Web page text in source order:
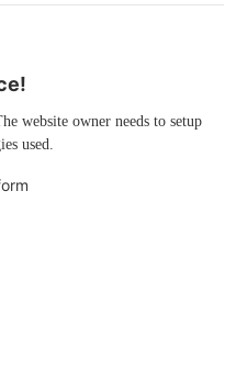
website owner needs to setup
used.